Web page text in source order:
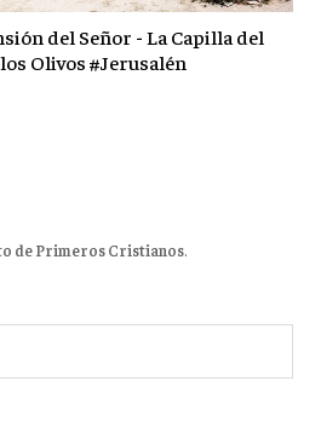
del Señor - La Capilla del
Olivos #Jerusalén
de Primeros Cristianos.